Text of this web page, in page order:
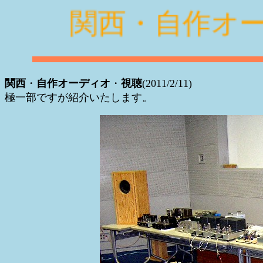
関西・自作オ
関西 ・ 自作オーディオ ・ 視聴(2011/2/11)
極一部ですが紹介いたします。